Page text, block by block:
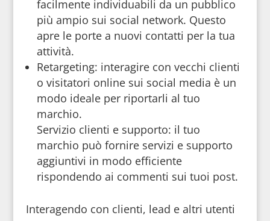
facilmente individuabili da un pubblico
più ampio sui social network. Questo
apre le porte a nuovi contatti per la tua
attività.
Retargeting: interagire con vecchi clienti
o visitatori online sui social media è un
modo ideale per riportarli al tuo
marchio.
Servizio clienti e supporto: il tuo
marchio può fornire servizi e supporto
aggiuntivi in modo efficiente
rispondendo ai commenti sui tuoi post.
Interagendo con clienti, lead e altri utenti